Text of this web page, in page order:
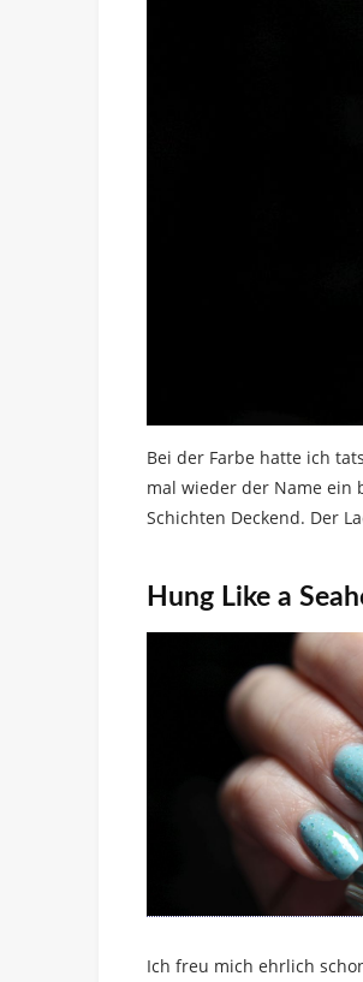
Bei der Farbe hatte ich
mal wieder der Name ein
Schichten Deckend. Der
Hung Like a
Ich freu mich ehrlich